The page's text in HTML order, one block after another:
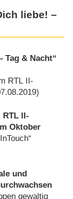
liebe! –
Tag & Nacht“
RTL II-
)
RTL II-
Oktober
und
gewaltig